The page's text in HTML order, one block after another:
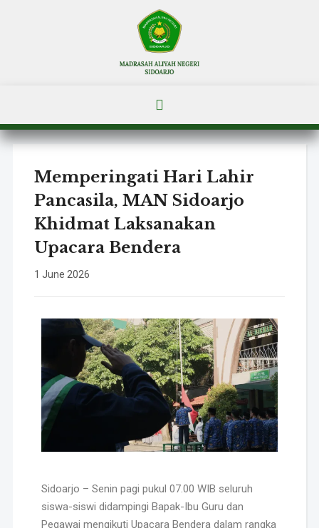
Memperingati Hari Lahir
Pancasila, MAN Sidoarjo
Khidmat Laksanakan
Upacara Bendera
1 June 2026
Sidoarjo – Senin pagi pukul 07.00 WIB seluruh
siswa-siswi didampingi Bapak-Ibu Guru dan
Pegawai mengikuti Upacara Bendera dalam rangka